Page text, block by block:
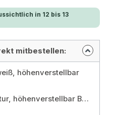
in 12 bis 13
mitbestellen:
höhenverstellbar
Bad-Hocker Sam, natur, höhenverstellbar Bambus